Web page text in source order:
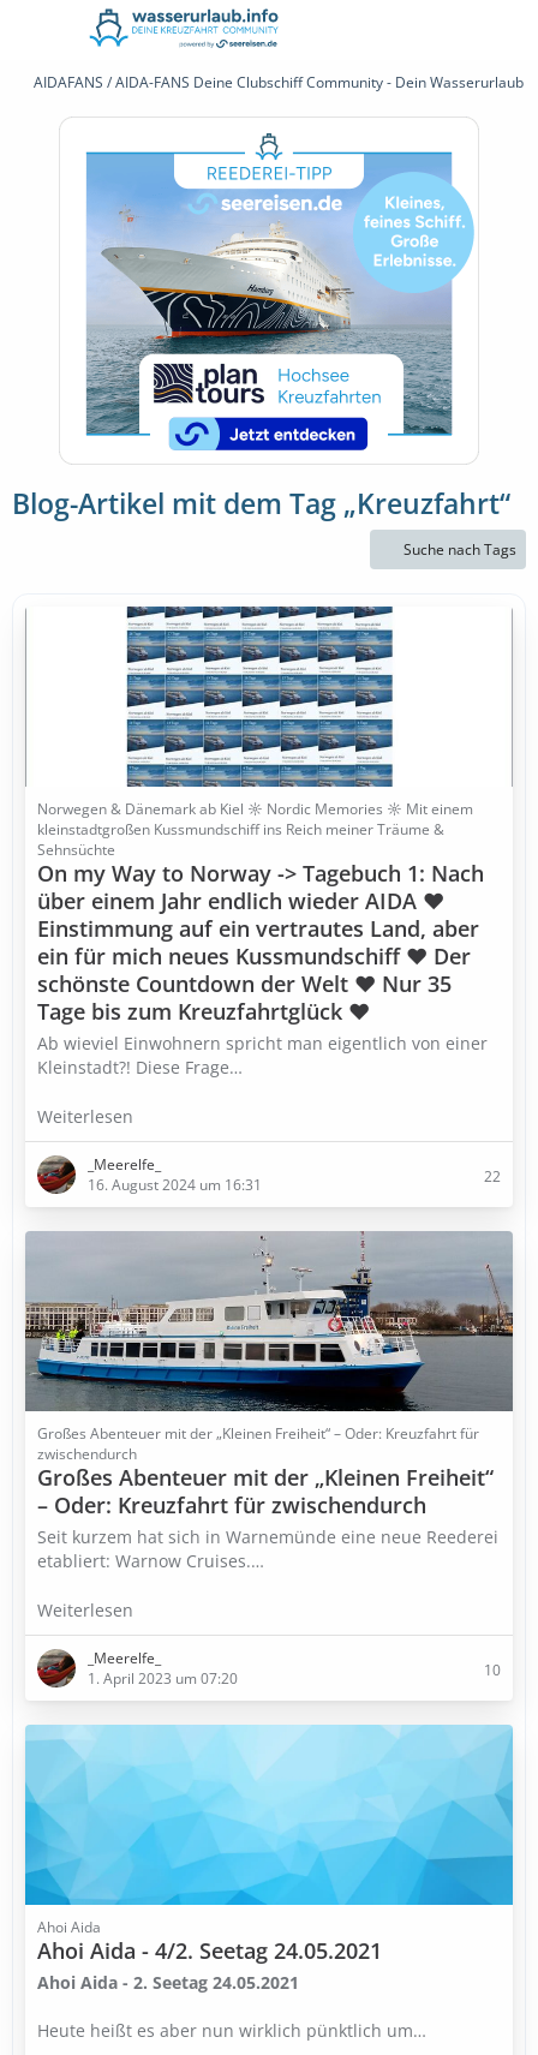
AIDAFANS / AIDA-FANS Deine Clubschiff Community - Dein Wasserurlaub
Blog-Artikel mit dem Tag „Kreuzfahrt“
Suche nach Tags
Norwegen & Dänemark ab Kiel ☼ Nordic Memories ☼ Mit einem
kleinstadtgroßen Kussmundschiff ins Reich meiner Träume &
Sehnsüchte
On my Way to Norway -> Tagebuch 1: Nach
über einem Jahr endlich wieder AIDA ♥
Einstimmung auf ein vertrautes Land, aber
ein für mich neues Kussmundschiff ♥ Der
schönste Countdown der Welt ♥ Nur 35
Tage bis zum Kreuzfahrtglück ♥
Ab wieviel Einwohnern spricht man eigentlich von einer
Kleinstadt?! Diese Frage…
Weiterlesen
_Meerelfe_
16. August 2024 um 16:31
22
Großes Abenteuer mit der „Kleinen Freiheit“ – Oder: Kreuzfahrt für
zwischendurch
Großes Abenteuer mit der „Kleinen Freiheit“
– Oder: Kreuzfahrt für zwischendurch
Seit kurzem hat sich in Warnemünde eine neue Reederei
etabliert: Warnow Cruises.…
Weiterlesen
_Meerelfe_
1. April 2023 um 07:20
10
Ahoi Aida
Ahoi Aida - 4/2. Seetag 24.05.2021
Ahoi Aida - 2. Seetag 24.05.2021
Heute heißt es aber nun wirklich pünktlich um…